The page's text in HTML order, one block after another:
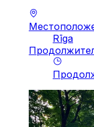
Rīga